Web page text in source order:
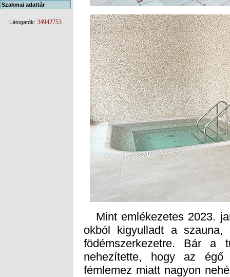
Szakmai adattár
Látogatók: 34942753
Mint emlékezetes 2023.
okból kigyulladt a
födémszerkezetre. Bár
nehezítette, hogy az
fémlemez miatt nagyon
teljes uszodatér, a nagy